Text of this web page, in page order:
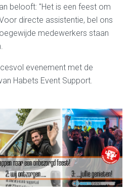
belooft: "Het is een feest om
directe assistentie, bel ons
medewerkers staan
evenement met de
Habets Event Support.